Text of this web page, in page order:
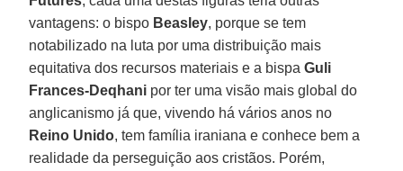
vantagens: o bispo Beasley, porque se tem
notabilizado na luta por uma distribuição mais
equitativa dos recursos materiais e a bispaGuli
Frances-Deqhani por ter uma visão mais global do
anglicanismo já que, vivendo há vários anos no
Reino Unido, tem família iraniana e conhece bem a
realidade da perseguição aos cristãos. Porém,